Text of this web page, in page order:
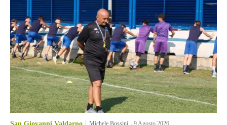
Michele Bossini -9 Agosto 2026